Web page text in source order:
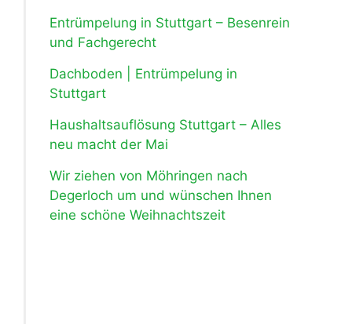
Entrümpelung in Stuttgart – Besenrein
und Fachgerecht
Dachboden | Entrümpelung in
Stuttgart
Haushaltsauflösung Stuttgart – Alles
neu macht der Mai
Wir ziehen von Möhringen nach
Degerloch um und wünschen Ihnen
eine schöne Weihnachtszeit